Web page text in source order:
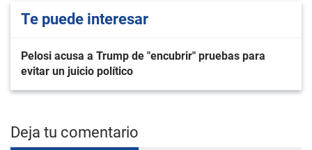
Te puede interesar
Pelosi acusa a Trump de "encubrir" pruebas para
evitar un juicio político
Deja tu comentario